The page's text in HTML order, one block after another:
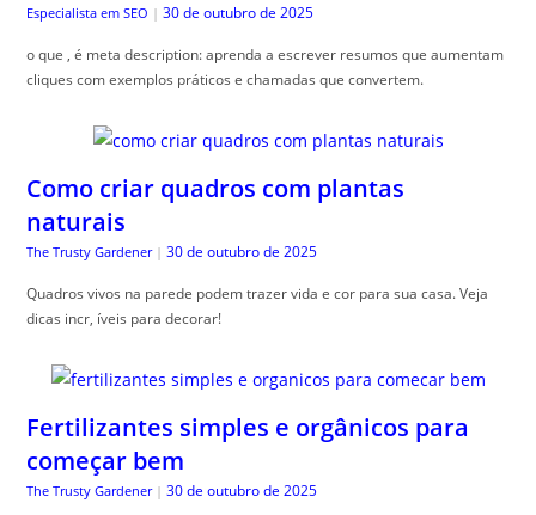
Especialista em SEO | 30 de outubro de 2025
o que , é meta description: aprenda a escrever resumos que aumentam
cliques com exemplos práticos e chamadas que convertem.
Como criar quadros com plantas
naturais
The Trusty Gardener | 30 de outubro de 2025
Quadros vivos na parede podem trazer vida e cor para sua casa. Veja
dicas incr, íveis para decorar!
Fertilizantes simples e orgânicos para
começar bem
The Trusty Gardener | 30 de outubro de 2025